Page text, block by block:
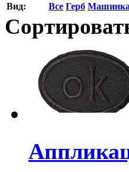
Вид:
Все Герб Машинка